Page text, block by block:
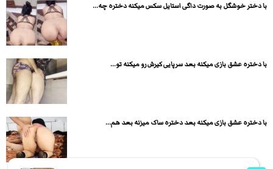
با دختر خوشگل به صورت داگی استایل سکس میکنه دختره چه...
با دختره عشق بازی میکنه بعد سرپایی کیرش رو میکنه تو...
با دختره عشق بازی میکنه بعد دختره ساک میزنه بعد هم...